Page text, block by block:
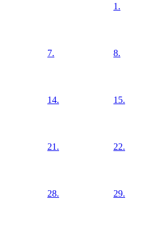
1.
7. 8.
14. 15.
21. 22.
28. 29.